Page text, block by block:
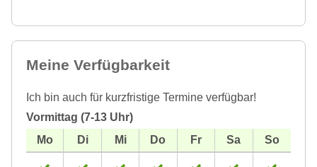
Meine Verfügbarkeit
Ich bin auch für kurzfristige Termine verfügbar!
Vormittag (7-13 Uhr)